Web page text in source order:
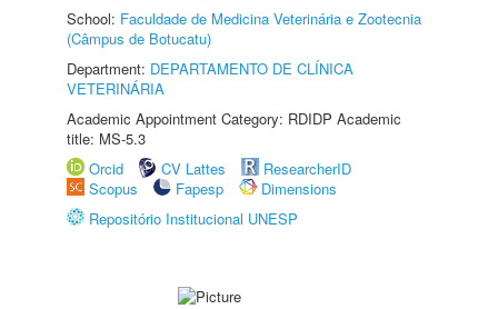
School: Faculdade de Medicina Veterinária e Zootecnia
(Câmpus de Botucatu)
Department: DEPARTAMENTO DE CLÍNICA
VETERINÁRIA
Academic Appointment Category: RDIDP Academic
title: MS-5.3
Orcid
CV Lattes
ResearcherID
Scopus
Fapesp
Dimensions
Repositório Institucional UNESP